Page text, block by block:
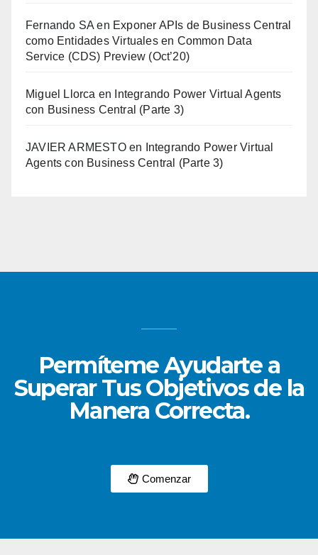
Fernando SA en Exponer APIs de Business Central
como Entidades Virtuales en Common Data
Service (CDS) Preview (Oct’20)
Miguel Llorca en
Integrando Power Virtual Agents
con Business Central (Parte 3)
JAVIER ARMESTOen
Integrando Power Virtual
Agents con Business Central (Parte 3)
Permíteme Ayudarte a
Superar Tus Objetivos de la
Manera Correcta.
Comenzar